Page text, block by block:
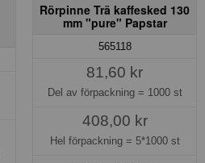
Rörpinne Trä kaffesked 130
mm "pure" Papstar
565118
81,60 kr
Del av förpackning = 1000 st
408,00 kr
Hel förpackning = 5*1000 st